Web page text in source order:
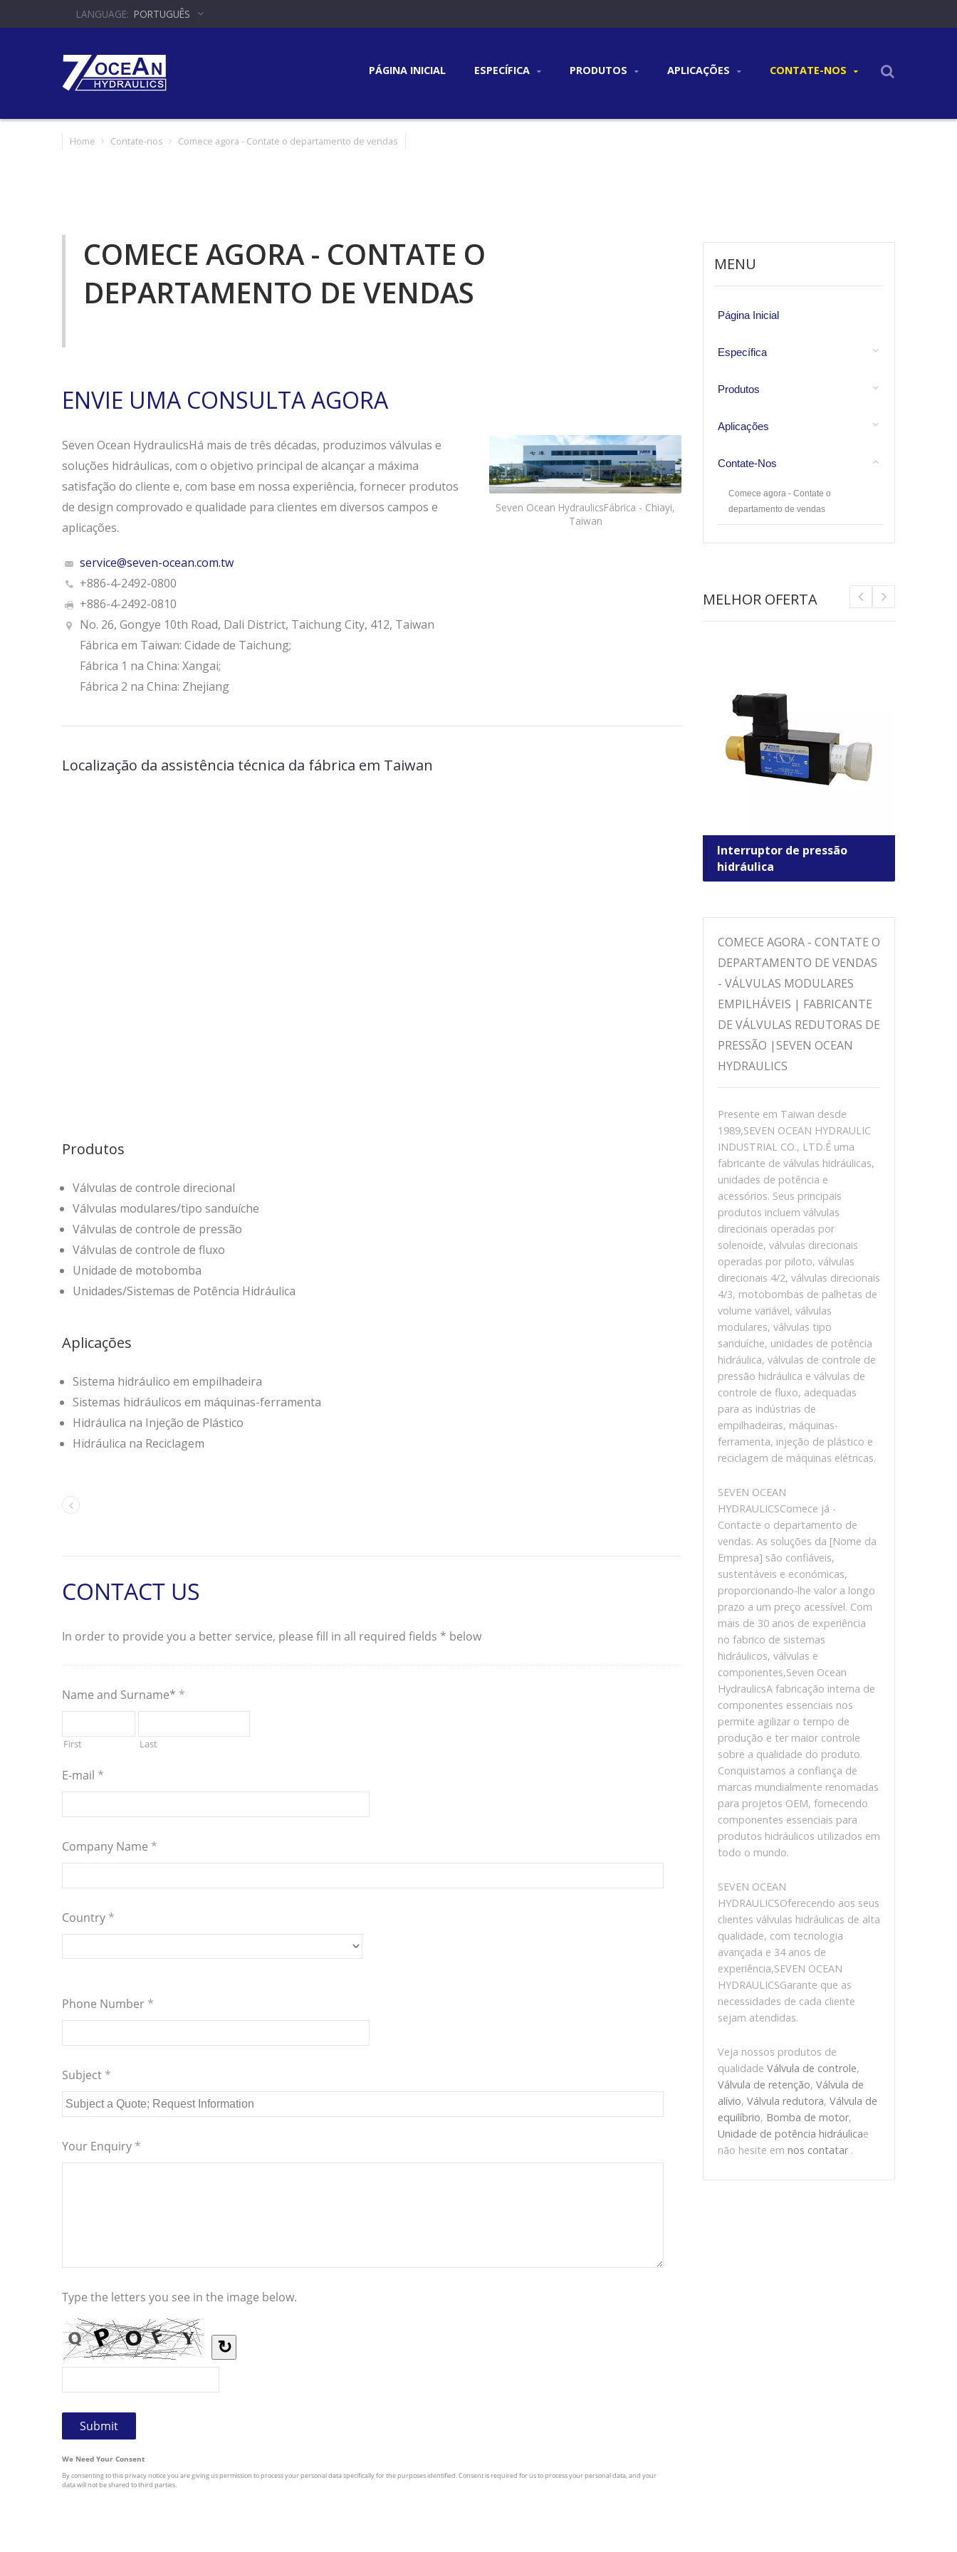
PORTUGUÊS
PÁGINA INICIAL ESPECÍFICA PRODUTOS APLICAÇÕES CONTATE-NOS
Home Contate-nos Comece agora - Contate o departamento de vendas
COMECE AGORA - CONTATE O
DEPARTAMENTO DE VENDAS
ENVIE UMA CONSULTA AGORA
Seven Ocean HydraulicsFábrica - Chiayi,
Taiwan
Seven Ocean HydraulicsHá mais de três décadas, produzimos válvulas e
soluções hidráulicas, com o objetivo principal de alcançar a máxima
satisfação do cliente e, com base em nossa experiência, fornecer produtos
de design comprovado e qualidade para clientes em diversos campos e
aplicações.
service@seven-ocean.com.tw
+886-4-2492-0800
+886-4-2492-0810
No. 26, Gongye 10th Road, Dali District, Taichung City, 412, Taiwan
Fábrica em Taiwan: Cidade de Taichung;
Fábrica 1 na China: Xangai;
Fábrica 2 na China: Zhejiang
Localização da assistência técnica da fábrica em Taiwan
Produtos
Válvulas de controle direcional
Válvulas modulares/tipo sanduíche
Válvulas de controle de pressão
Válvulas de controle de fluxo
Unidade de motobomba
Unidades/Sistemas de Potência Hidráulica
Aplicações
Sistema hidráulico em empilhadeira
Sistemas hidráulicos em máquinas-ferramenta
Hidráulica na Injeção de Plástico
Hidráulica na Reciclagem
MENU
Página Inicial
Específica
Produtos
Aplicações
Contate-Nos
Comece agora - Contate o
departamento de vendas
MELHOR OFERTA
Interruptor de pressão
hidráulica
COMECE AGORA - CONTATE O
DEPARTAMENTO DE VENDAS
- VÁLVULAS MODULARES
EMPILHÁVEIS ​​| FABRICANTE
DE VÁLVULAS REDUTORAS DE
PRESSÃO |SEVEN OCEAN
HYDRAULICS
Presente em Taiwan desde
1989,SEVEN OCEAN HYDRAULIC
INDUSTRIAL CO., LTD.É uma
fabricante de válvulas hidráulicas,
unidades de potência e
acessórios. Seus principais
produtos incluem válvulas
direcionais operadas por
solenoide, válvulas direcionais
operadas por piloto, válvulas
direcionais 4/2, válvulas direcionais
4/3, motobombas de palhetas de
volume variável, válvulas
modulares, válvulas tipo
sanduíche, unidades de potência
hidráulica, válvulas de controle de
pressão hidráulica e válvulas de
controle de fluxo, adequadas
para as indústrias de
empilhadeiras, máquinas-
ferramenta, injeção de plástico e
reciclagem de máquinas elétricas.
SEVEN OCEAN
HYDRAULICSComece já -
Contacte o departamento de
vendas. As soluções da [Nome da
Empresa] são confiáveis,
sustentáveis ​​e económicas,
proporcionando-lhe valor a longo
prazo a um preço acessível. Com
mais de 30 anos de experiência
no fabrico de sistemas
hidráulicos, válvulas e
componentes,Seven Ocean
HydraulicsA fabricação interna de
componentes essenciais nos
permite agilizar o tempo de
produção e ter maior controle
sobre a qualidade do produto.
Conquistamos a confiança de
marcas mundialmente renomadas
para projetos OEM, fornecendo
componentes essenciais para
produtos hidráulicos utilizados em
todo o mundo.
SEVEN OCEAN
HYDRAULICSOferecendo aos seus
clientes válvulas hidráulicas de alta
qualidade, com tecnologia
avançada e 34 anos de
experiência,SEVEN OCEAN
HYDRAULICSGarante que as
necessidades de cada cliente
sejam atendidas.
Veja nossos produtos de
qualidade Válvula de controle,
Válvula de retenção, Válvula de
alívio, Válvula redutora, Válvula de
equilíbrio, Bomba de motor,
Unidade de potência hidráulicae
não hesite em nos contatar.